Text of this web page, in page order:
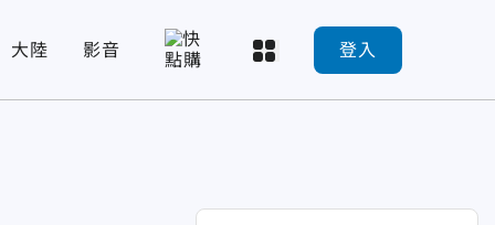
大陸 影音 登入